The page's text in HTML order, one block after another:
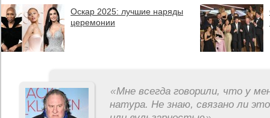
Оскар 2025: лучшие наряды
церемонии
«Мне всегда говорили, что у
натура. Не знаю, связано ли